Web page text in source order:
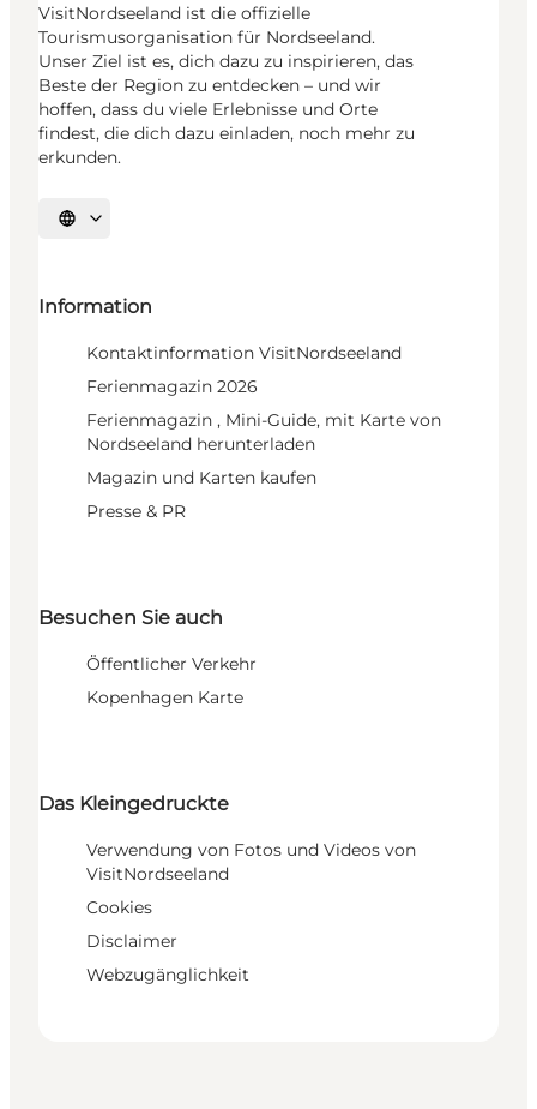
VisitNordseeland ist die offizielle
Tourismusorganisation für Nordseeland.
Unser Ziel ist es, dich dazu zu inspirieren, das
Beste der Region zu entdecken – und wir
hoffen, dass du viele Erlebnisse und Orte
findest, die dich dazu einladen, noch mehr zu
erkunden.
Sprache auswählen
Information
Kontaktinformation VisitNordseeland
Ferienmagazin 2026
Ferienmagazin , Mini-Guide, mit Karte von
Nordseeland herunterladen
Magazin und Karten kaufen
Presse & PR
Besuchen Sie auch
Öffentlicher Verkehr
Kopenhagen Karte
Das Kleingedruckte
Verwendung von Fotos und Videos von
VisitNordseeland
Cookies
Disclaimer
Webzugänglichkeit